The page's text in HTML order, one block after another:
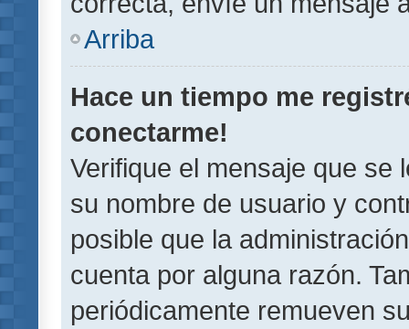
Arriba
Hace un tiempo me
conectarme!
Verifique el mensaje que se
su nombre de usuario y
posible que la
cuenta por alguna razón.
periódicamente remueven